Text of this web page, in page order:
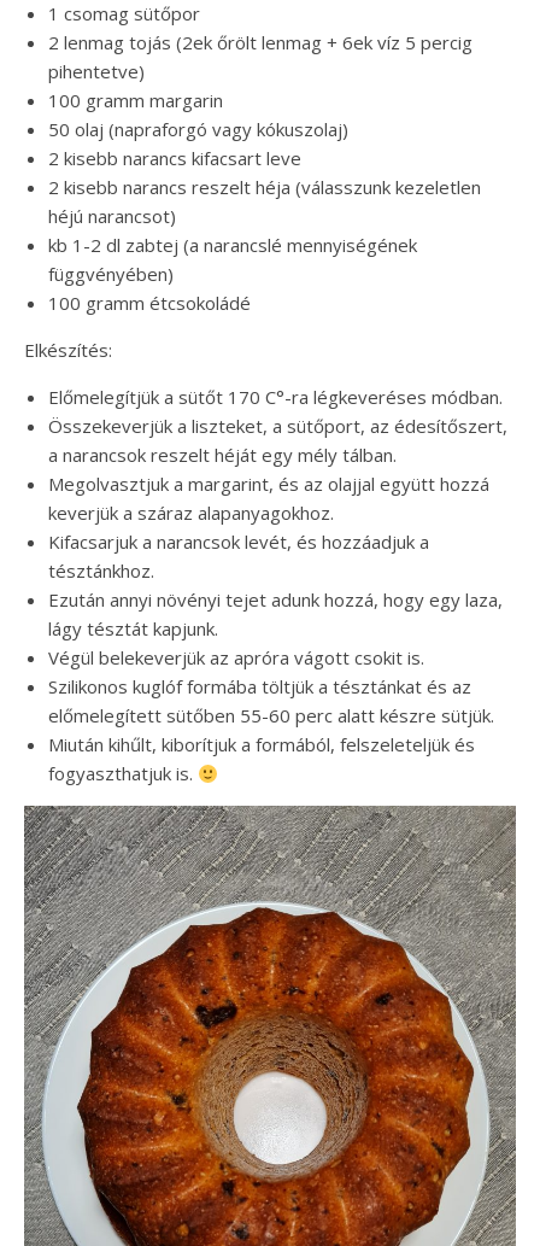
1 csomag sütőpor
2 lenmag tojás (2ek őrölt lenmag + 6ek víz 5 percig
pihentetve)
100 gramm margarin
50 olaj (napraforgó vagy kókuszolaj)
2 kisebb narancs kifacsart leve
2 kisebb narancs reszelt héja (válasszunk kezeletlen
héjú narancsot)
kb 1-2 dl zabtej (a narancslé mennyiségének
függvényében)
100 gramm étcsokoládé
Elkészítés:
Előmelegítjük a sütőt 170 C°-ra légkeveréses módban.
Összekeverjük a liszteket, a sütőport, az édesítőszert,
a narancsok reszelt héját egy mély tálban.
Megolvasztjuk a margarint, és az olajjal együtt hozzá
keverjük a száraz alapanyagokhoz.
Kifacsarjuk a narancsok levét, és hozzáadjuk a
tésztánkhoz.
Ezután annyi növényi tejet adunk hozzá, hogy egy laza,
lágy tésztát kapjunk.
Végül belekeverjük az apróra vágott csokit is.
Szilikonos kuglóf formába töltjük a tésztánkat és az
előmelegített sütőben 55-60 perc alatt készre sütjük.
Miután kihűlt, kiborítjuk a formából, felszeleteljük és
fogyaszthatjuk is.